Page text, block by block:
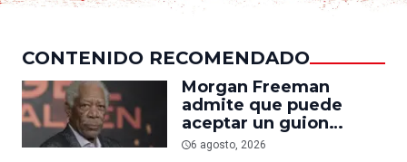
CONTENIDO RECOMENDADO
Morgan Freeman
admite que puede
aceptar un guion
mediocre si le pagan lo
6 agosto, 2026